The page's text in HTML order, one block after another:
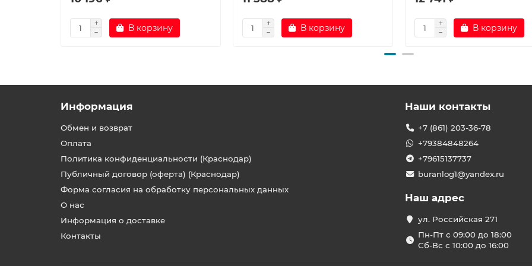
В корзину В корзину В корзину
Информация
Обмен и возврат
Оплата
Политика конфиденциальности (Краснодар)
Публичный договор (оферта) (Краснодар)
Форма согласия на обработку персональных данных
О нас
Информация о доставке
Контакты
Наши контакты
+7 (861) 203-36-78
+79384848264
+79615137737
buranlog1@yandex.ru
Наш адрес
ул. Российская 271
Пн-Пт с 09:00 до 18:00
Сб-Вс с 10:00 до 16:00